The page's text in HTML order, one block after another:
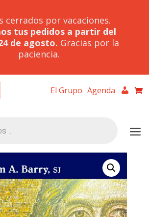
cerrados por vacaciones.
tus pedidos a partir del
de agosto. Gracias por la
paciencia.
El Grupo Agenda